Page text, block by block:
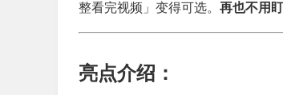
整看完视频」变得可选。 再也不用
亮点介绍：